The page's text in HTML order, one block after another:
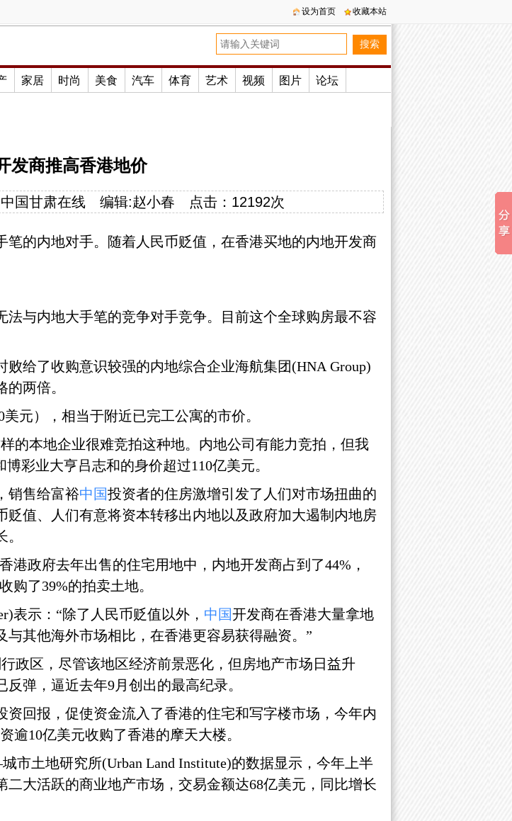
设为首页 收藏本站
家居 时尚 美食 汽车 体育 艺术 视频 图片 论坛
发商推高香港地价
中国甘肃在线 编辑:赵小春 点击： 12192次
的内地对手。随着人民币贬值，在香港买地的内地开发商
与内地大手笔的竞争对手竞争。目前这个全球购房最不容
败给了收购意识较强的内地综合企业海航集团(HNA Group)
两倍。
元），相当于附近已完工公寓的市价。
的本地企业很难竞拍这种地。内地公司有能力竞拍，但我
彩业大亨吕志和的身价超过110亿美元。
销售给富裕中国投资者的住房激增引发了人们对市场扭曲的
贬值、人们有意将资本转移出内地以及政府加大遏制内地房
港政府去年出售的住宅用地中，内地开发商占到了44%，
购了39%的拍卖土地。
表示：“除了人民币贬值以外， 中国开发商在香港大量拿地
其他海外市场相比，在香港更容易获得融资。”
政区，尽管该地区经济前景恶化，但房地产市场日益升
弹，逼近去年9月创出的最高纪录。
资回报，促使资金流入了香港的住宅和写字楼市场，今年内
逾10亿美元收购了香港的摩天大楼。
土地研究所(Urban Land Institute)的数据显示，今年上半
大活跃的商业地产市场，交易金额达68亿美元，同比增长